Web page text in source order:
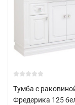
Тумба с
Фредерика 125